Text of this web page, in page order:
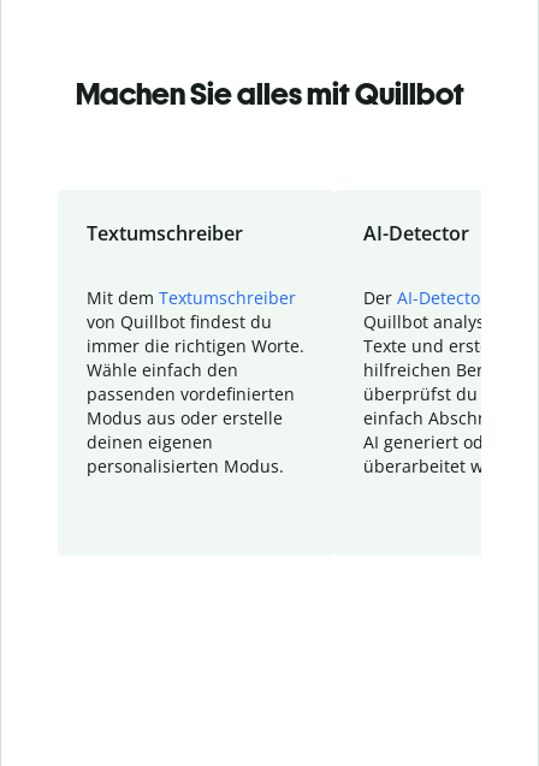
Machen Sie alles mit Quillbot
Textumschreiber
Mit dem Textumschreiber
von Quillbot findest du
immer die richtigen Worte.
Wähle einfach den
passenden vordefinierten
Modus aus oder erstelle
deinen eigenen
personalisierten Modus.
AI-Detector
Der AI-Detector
Quillbot analysiert
Texte und erstellt
hilfreichen Bericht.
überprüfst du
einfach Abschnitte,
AI generiert oder
überarbeitet wurden.